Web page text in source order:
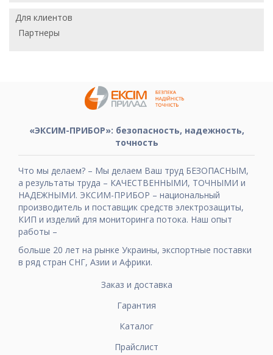
Для клиентов
Партнеры
«ЭКСИМ-ПРИБОР»: безопасность, надежность,
точность
Что мы делаем? – Мы делаем Ваш труд БЕЗОПАСНЫМ,
а результаты труда – КАЧЕСТВЕННЫМИ, ТОЧНЫМИ и
НАДЕЖНЫМИ. ЭКСИМ-ПРИБОР – национальный
производитель и поставщик средств электрозащиты,
КИП и изделий для мониторинга потока. Наш опыт
работы –
больше 20 лет на рынке Украины, экспортные поставки
в ряд стран СНГ, Азии и Африки.
Заказ и доставка
Гарантия
Каталог
Прайслист